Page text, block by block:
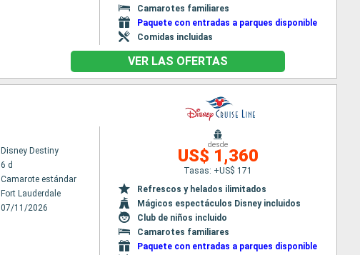
Camarotes familiares
Paquete con entradas a parques disponible
Comidas incluidas
VER LAS OFERTAS
Disney Destiny
6 d
Camarote estándar
Fort Lauderdale
07/11/2026
desde
US$ 1,360
Tasas: +US$ 171
Refrescos y helados ilimitados
Mágicos espectáculos Disney incluidos
Club de niños incluido
Camarotes familiares
Paquete con entradas a parques disponible